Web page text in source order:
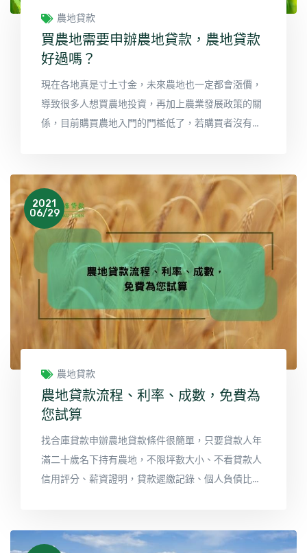
農地貸款
買農地需要申辦農地貸款，農地貸款
好過嗎？
現在各地真是寸土寸金，未來農地也一定都會漲價，
導致很多人想買農地投資，再加上農業發展政策的關
係，目前購買農地入門的門檻低了，若購買者沒有耕
又可免徵房地合一稅，若幸運劃入都市計畫中，此項
投資後勢絕對看漲。安全性、確定性、未來性、增值
性都是優於投資建地或者房產，最重要的是農地單價
較低、入門門檻低也成為不少投資客的投資標的。
2021
06/29
農地貸款
農地貸款流程、利率、成數，免費為
您試算
找合庫貸款申辦農地貸款條件很簡單，只要貸款人年
滿二十歲名下持有農地，不限坪數大小、不看貸款人
信用評分、薪資證明，貸款遲繳記錄、個人負債比過
辦，審核條件非常寬鬆。合庫貸款可以讓貸款人先繳